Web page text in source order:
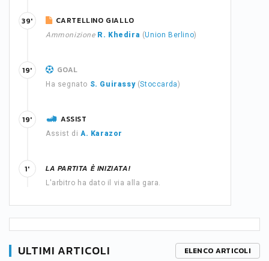
CARTELLINO GIALLO
Ammonizione R. Khedira (Union Berlino)
39'
GOAL
Ha segnato S. Guirassy(Stoccarda)
19'
ASSIST
Assist di A. Karazor
19'
LA PARTITA È INIZIATA!
L'arbitro ha dato il via alla gara.
1'
ULTIMI ARTICOLI ELENCO ARTICOLI